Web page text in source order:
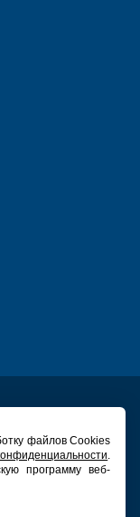
файлов Cookies
.
программу веб-